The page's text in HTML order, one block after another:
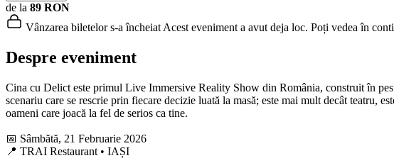
de la 89 RON
Vânzarea biletelor s-a încheiat Acest eveniment a avut deja loc. Poți vedea în
Despre eveniment
Cina cu Delict este primul Live Immersive Reality Show din România, construit în
scenariu care se rescrie prin fiecare decizie luată la masă; este mai mult decât teatru,
oameni care joacă la fel de serios ca tine.
📅 Sâmbătă, 21 Februarie 2026
📍 TRAI Restaurant • IAȘI